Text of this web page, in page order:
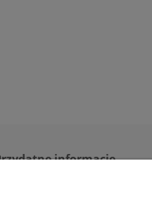
informacje